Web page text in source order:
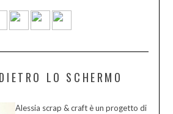
LO SCHERMO
Alessia scrap & craft è un progetto di